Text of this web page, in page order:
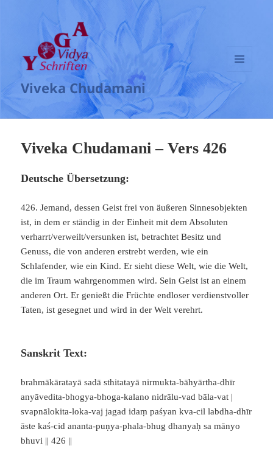
Viveka Chudamani
UND
WIDGETS
Viveka Chudamani – Vers 426
Deutsche Übersetzung:
426. Jemand, dessen Geist frei von äußeren Sinnesobjekten
ist, in dem er ständig in der Einheit mit dem Absoluten
verharrt/verweilt/versunken ist, betrachtet Besitz und
Genuss, die von anderen erstrebt werden, wie ein
Schlafender, wie ein Kind. Er sieht diese Welt, wie die Welt,
die im Traum wahrgenommen wird. Sein Geist ist an einem
anderen Ort. Er genießt die Früchte endloser verdienstvoller
Taten, ist gesegnet und wird in der Welt verehrt.
Sanskrit Text:
brahmākāratayā sadā sthitatayā nirmukta-bāhyārtha-dhīr
anyāvedita-bhogya-bhoga-kalano nidrālu-vad bāla-vat |
svapnālokita-loka-vaj jagad idaṃ paśyan kva-cil labdha-dhīr
āste kaś-cid ananta-puṇya-phala-bhug dhanyaḥ sa mānyo
bhuvi || 426 ||